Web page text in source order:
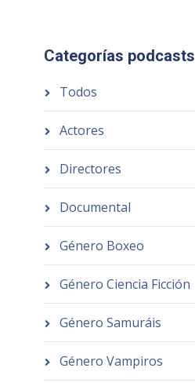
Categorías podcasts
Todos
Actores
Directores
Documental
Género Boxeo
Género Ciencia Ficción
Género Samuráis
Género Vampiros